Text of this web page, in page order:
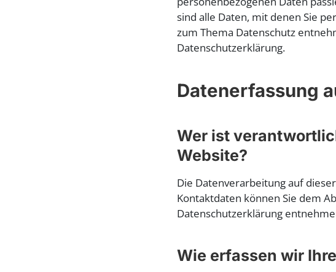
sind alle Daten, mit denen Sie
zum Thema Datenschutz
Datenschutzerklärung.
Datenerfassung
Wer ist
Website?
Die Datenverarbeitung auf
Kontaktdaten können Sie dem
Datenschutzerklärung
Wie erfassen wir